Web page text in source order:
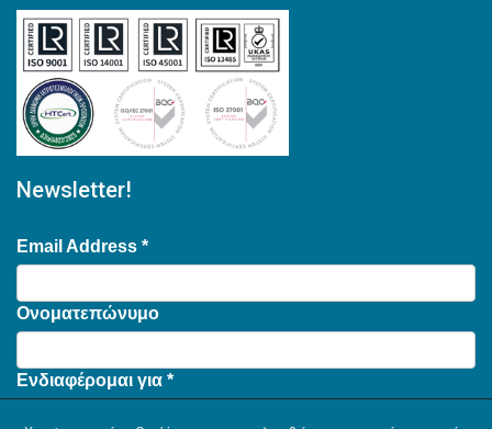
Newsletter!
Email Address *
Ονοματεπώνυμο
Ενδιαφέρομαι για *